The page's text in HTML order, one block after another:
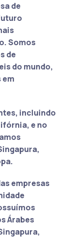
de
Somos
de
do mundo,
incluindo
e no
empresas
Árabes